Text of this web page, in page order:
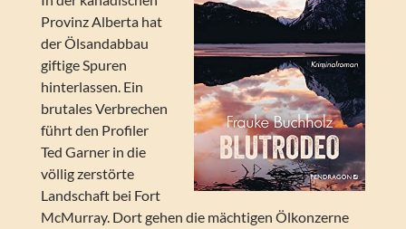
Provinz Alberta hat
der Ölsandabbau
giftige Spuren
hinterlassen. Ein
brutales Verbrechen
führt den Profiler
Ted Garner in die
völlig zerstörte
Landschaft bei Fort
McMurray. Dort gehen die mächtigen Ölkonzerne